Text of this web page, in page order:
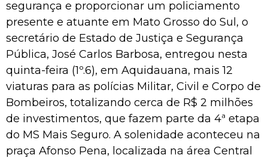
segurança e proporcionar um policiamento
presente e atuante em Mato Grosso do Sul, o
secretário de Estado de Justiça e Segurança
Pública, José Carlos Barbosa, entregou nesta
quinta-feira (1º.6), em Aquidauana, mais 12
viaturas para as polícias Militar, Civil e Corpo de
Bombeiros, totalizando cerca de R$ 2 milhões
de investimentos, que fazem parte da 4ª etapa
do MS Mais Seguro. A solenidade aconteceu na
praça Afonso Pena, localizada na área Central